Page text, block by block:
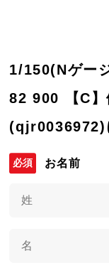
1/150(Nゲー
82 900 【C】
(qjr0036972)
お名前